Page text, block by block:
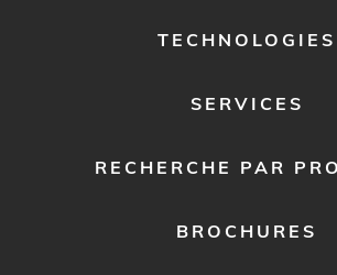
TECHNOLOGIES
SERVICES
RECHERCHE PAR
BROCHURES